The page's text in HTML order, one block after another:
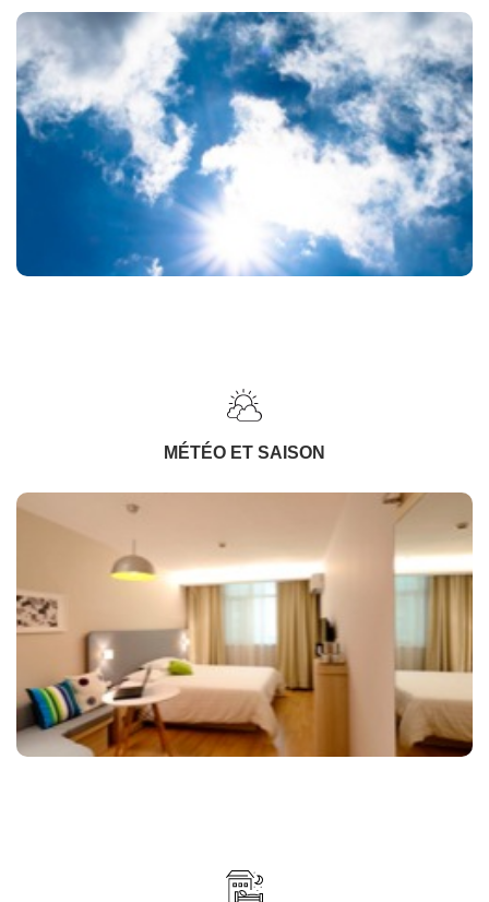
MÉTÉO ET SAISON